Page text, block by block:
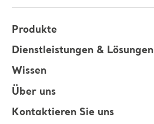
Produkte
Dienstleistungen & Lösungen
Wissen
Über uns
Kontaktieren Sie uns